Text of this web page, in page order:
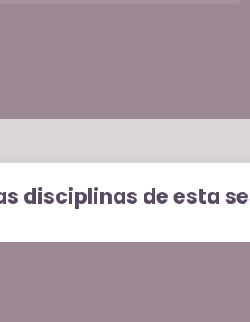
disciplinas de esta